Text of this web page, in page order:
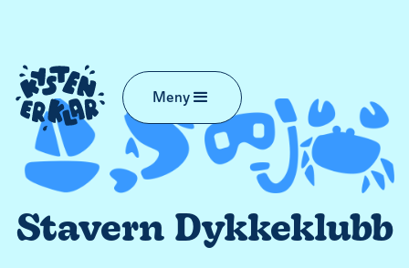
Meny
Stavern Dykkeklubb